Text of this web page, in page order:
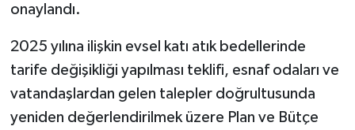
onaylandı.
2025 yılına ilişkin evsel katı atık bedellerinde
tarife değişikliği yapılması teklifi, esnaf odaları ve
vatandaşlardan gelen talepler doğrultusunda
yeniden değerlendirilmek üzere Plan ve Bütçe